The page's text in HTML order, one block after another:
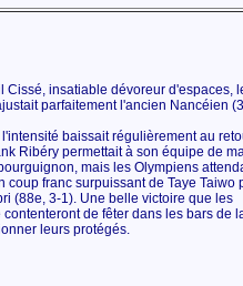
Cissé, insatiable dévoreur d'espaces,
parfaitement l'ancien Nancéien
baissait régulièrement au
Ribéry permettait à son équipe de
mais les Olympiens
coup franc surpuissant de Taye Taiwo
(88e, 3-1). Une belle victoire que les
de fêter dans les bars de
leurs protégés.